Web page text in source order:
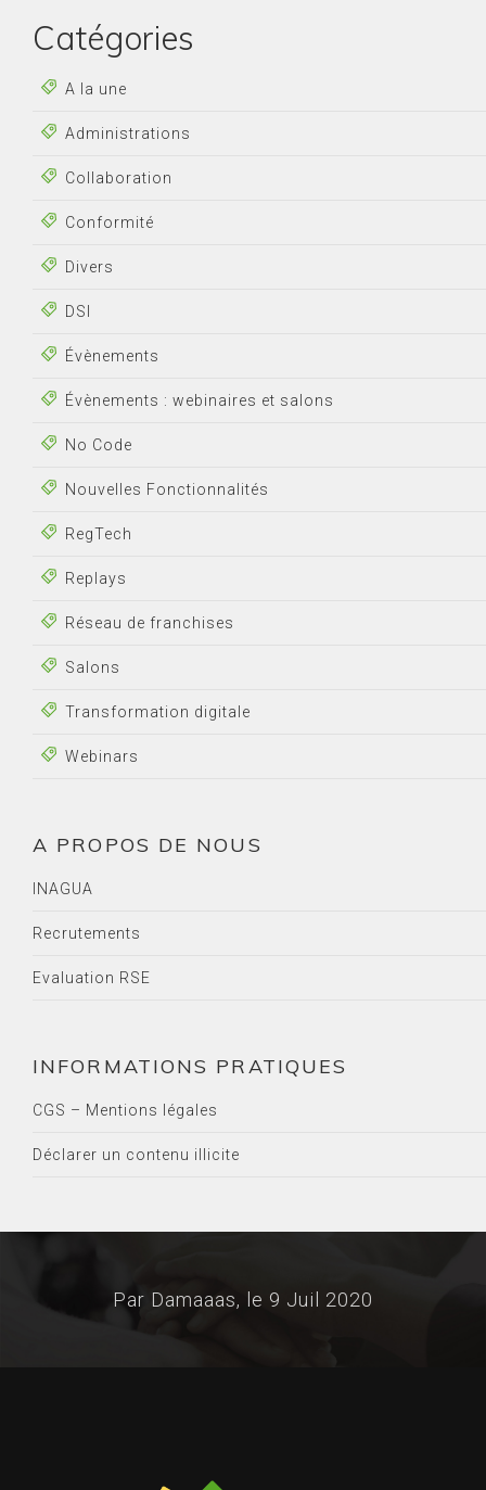
Catégories
A la une
Administrations
Collaboration
Conformité
Divers
DSI
Évènements
Évènements : webinaires et salons
No Code
Nouvelles Fonctionnalités
RegTech
Replays
Réseau de franchises
Salons
Transformation digitale
Webinars
A PROPOS DE NOUS
INAGUA
Recrutements
Evaluation RSE
INFORMATIONS PRATIQUES
CGS – Mentions légales
Déclarer un contenu illicite
Par Damaaas, le 9 Juil 2020